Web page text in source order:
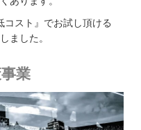
コスト』でお試し頂ける
ました。
業